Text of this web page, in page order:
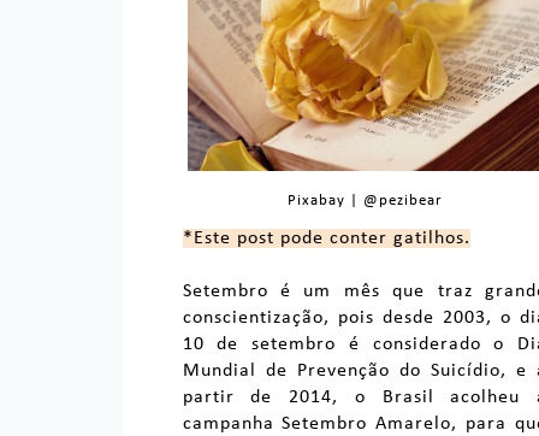
Pixabay | @pezibear
*Este post pode conter gatilhos.
Setembro é um mês que traz
conscientização, pois desde 2003, o
10 de setembro é considerado o
Mundial de Prevenção do Suicídio, e
partir de 2014, o Brasil acolheu
campanha Setembro Amarelo, para